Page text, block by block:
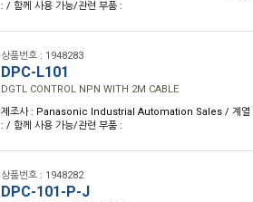
: / 함께 사용 가능/관련 부품 :
상품번호 : 1948283
DPC-L101
DGTL CONTROL NPN WITH 2M CABLE
제조사 : Panasonic Industrial Automation Sales / 계열
: / 함께 사용 가능/관련 부품 :
상품번호 : 1948282
DPC-101-P-J